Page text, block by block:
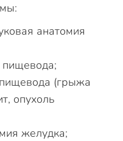
анатомия
пищевода;
(грыжа
опухоль
желудка;